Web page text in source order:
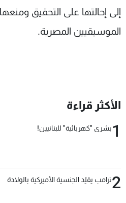
إلى إحالتها على التحقيق
الموسيقيين المصرية.
الأكثر قراءة
1بشرى "كهربائية" للبنانيين!
2ترامب يقيّد الجنسية الأميركية بالولادة